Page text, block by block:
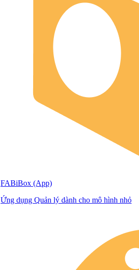
FABiBox (App)
Ứng dụng Quản lý dành cho mô hình nhỏ